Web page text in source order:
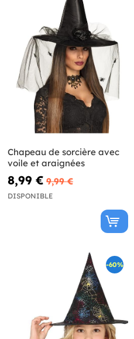
Chapeau de sorcière avec
voile et araignées
8,99 € 9,99 €
DISPONIBLE
-60%